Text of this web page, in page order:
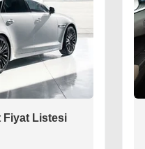
Fiyat Listesi